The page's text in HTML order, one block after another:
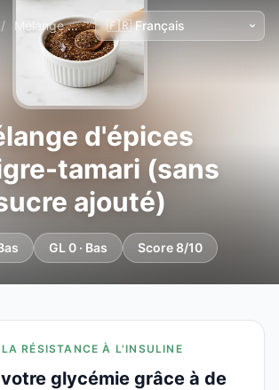
/ Mélange d'épices vinaigre-tamari (sans sucre ajouté)
d'épices
tamari (sans
ajouté)
GL 0 · Bas Score 8/10
LA RÉSISTANCE À L'INSULINE
glycémie grâce à de